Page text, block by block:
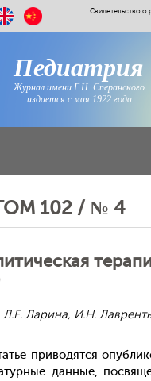
Свидетельство о
Педиатрия
Журнал имени Г.Н. Сперанского
издается с мая 1922 года
102 / № 4
Ларина, И.Н.
при­водят­ся
дан­ные,